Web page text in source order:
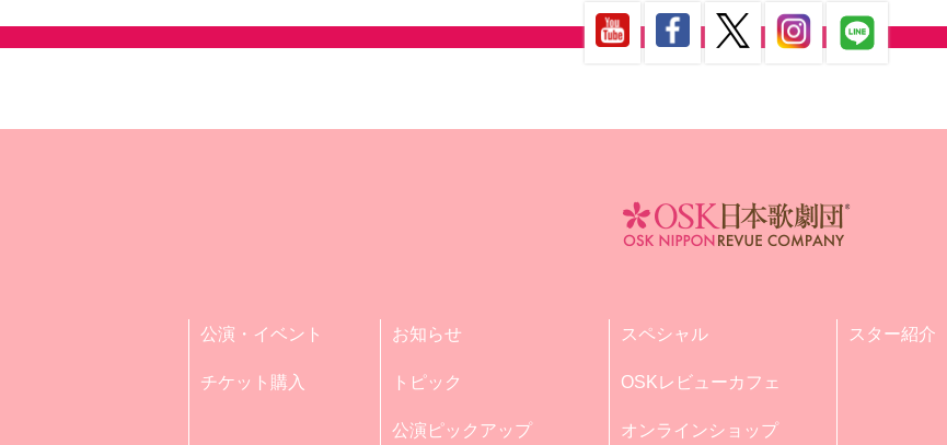
公演・イベント
チケット購入
お知らせ
トピック
公演ピックアップ
スペシャル
OSKレビューカフェ
オンラインショップ
スター紹介